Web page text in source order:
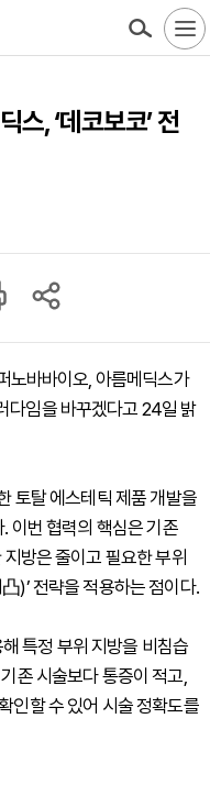
스, ‘데코보코’ 전
노바바이오, 아름메딕스가
다임을 바꾸겠다고 24일 밝
토탈 에스테틱 제품 개발을
이번 협력의 핵심은 기존
방은 줄이고 필요한 부위
)’ 전략을 적용하는 점이다.
특정 부위 지방을 비침습
존 시술보다 통증이 적고,
인할 수 있어 시술 정확도를